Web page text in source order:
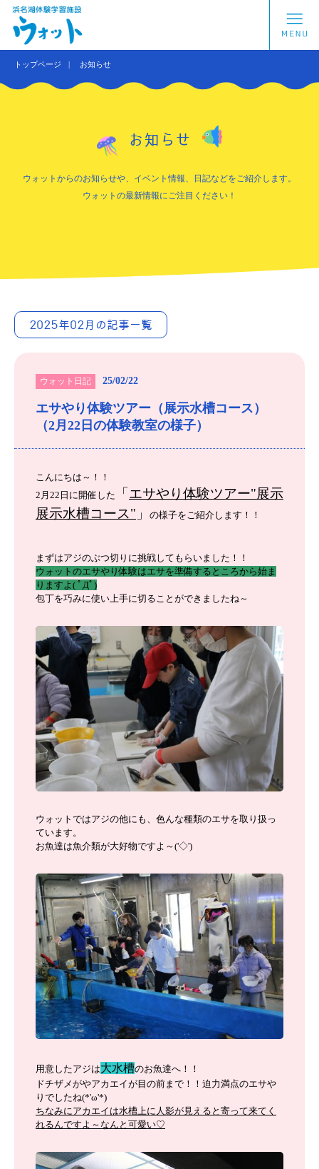
トップページ お知らせ
お知らせ
ウォットからのお知らせや、イベント情報、日記などをご紹介します。
ウォットの最新情報にご注目ください！
2025年02月の記事一覧
ウォット日記 25/02/22
エサやり体験ツアー（展示水槽コース）
（2月22日の体験教室の様子）
こんにちは～！！
2 月22日に開催した 「 エサやり体験ツアー"展示
展示水槽コース" 」 の様子をご紹介します！！
まずはアジのぶつ切りに挑戦してもらいました！！
ウォットのエサやり体験はエサを準備するところから始ま
りますよ( ﾟДﾟ)
包丁を巧みに使い上手に切ることができましたね～
ウォットではアジの他にも、色んな種類のエサを取り扱っ
ています。
お魚達は魚介類が大好物ですよ～('◇')ゞ
用意したアジは大水槽のお魚達へ！！
ドチザメがやアカエイが目の前まで！！迫力満点のエサや
りでしたね(*'ω'*)
ちなみにアカエイは水槽上に人影が見えると寄って来てく
れるんですよ～なんと可愛い♡